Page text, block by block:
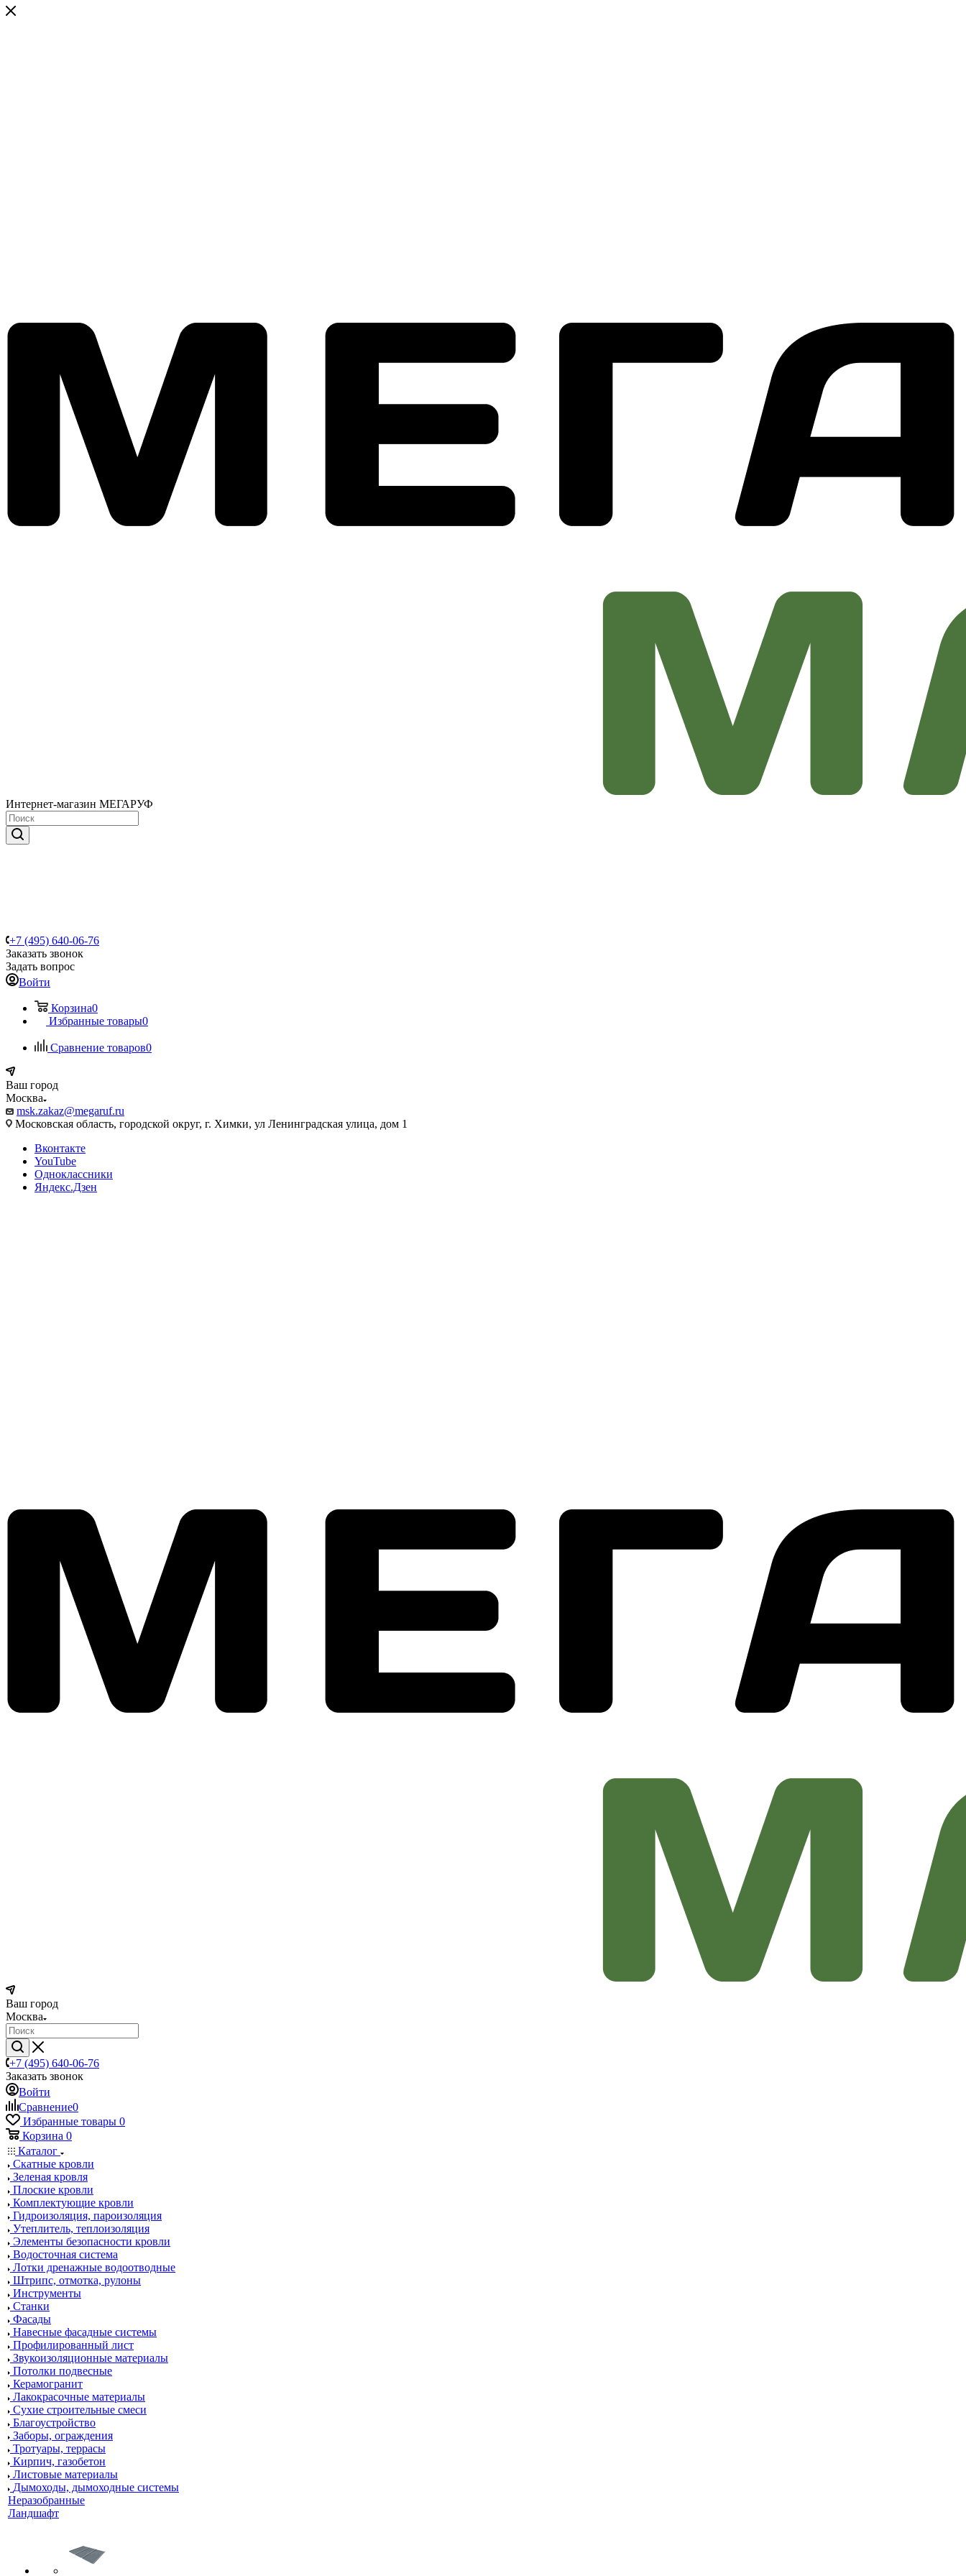
Интернет-магазин МЕГАРУФ
+7 (495) 640-06-76
Заказать звонок
Задать вопрос
Войти
Корзина0
Избранные товары0
Сравнение товаров0
Ваш город
Москва
msk.zakaz@megaruf.ru
Московская область, городской округ, г. Химки, ул Ленинградская улица, дом 1
Вконтакте
YouTube
Одноклассники
Яндекс.Дзен
Ваш город
Москва
+7 (495) 640-06-76
Заказать звонок
Войти
Сравнение0
Избранные товары 0
Корзина 0
Каталог
Скатные кровли
Зеленая кровля
Плоские кровли
Комплектующие кровли
Гидроизоляция, пароизоляция
Утеплитель, теплоизоляция
Элементы безопасности кровли
Водосточная система
Лотки дренажные водоотводные
Штрипс, отмотка, рулоны
Инструменты
Станки
Фасады
Навесные фасадные системы
Профилированный лист
Звукоизоляционные материалы
Потолки подвесные
Керамогранит
Лакокрасочные материалы
Сухие строительные смеси
Благоустройство
Заборы, ограждения
Тротуары, террасы
Кирпич, газобетон
Листовые материалы
Дымоходы, дымоходные системы
Неразобранные
Ландшафт